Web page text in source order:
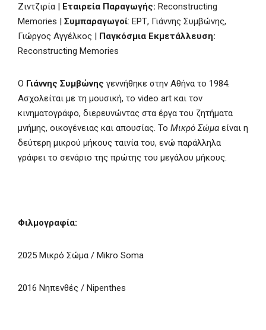
Ζιντζιρία | Εταιρεία Παραγωγής: Reconstructing
Memories | Συμπαραγωγοί: ΕΡΤ, Γιάννης Συμβώνης,
Γιώργος Αγγέλκος | Παγκόσμια Εκμετάλλευση:
Reconstructing Memories
Ο Γιάννης Συμβώνης γεννήθηκε στην Αθήνα το 1984.
Ασχολείται με τη μουσική, το video art και τον
κινηματογράφο, διερευνώντας στα έργα του ζητήματα
μνήμης, οικογένειας και απουσίας. Το Μικρό Σώμα είναι η
δεύτερη μικρού μήκους ταινία του, ενώ παράλληλα
γράφει το σενάριο της πρώτης του μεγάλου μήκους.
Φιλμογραφία:
2025 Μικρό Σώμα / Mikro Soma
2016 Νηπενθές / Nipenthes